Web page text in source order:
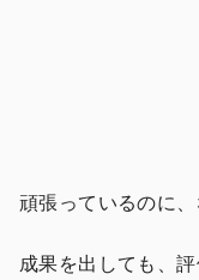
頑張っているのに、
成果を出しても、評